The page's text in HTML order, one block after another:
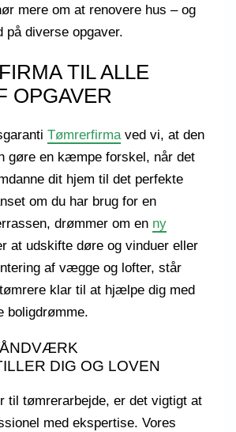
mere om at renovere hus – og
på diverse opgaver.
TIL ALLE
OPGAVER
Tømrerfirmaved vi, at den
gøre en kæmpe forskel, når det
dit hjem til det perfekte
om du har brug for en
drømmer om en ny
at udskifte døre og vinduer eller
af vægge og lofter, står
klar til at hjælpe dig med
boligdrømme.
DIG OG LOVEN
til tømrerarbejde, er det vigtigt at
med ekspertise. Vores